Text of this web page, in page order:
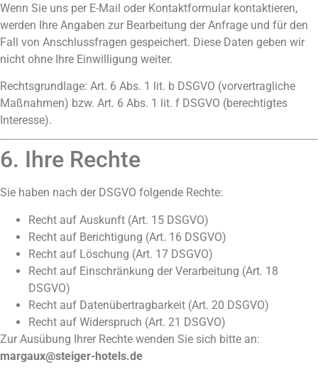
Wenn Sie uns per E-Mail oder Kontaktformular kontaktieren,
werden Ihre Angaben zur Bearbeitung der Anfrage und für den
Fall von Anschlussfragen gespeichert. Diese Daten geben wir
nicht ohne Ihre Einwilligung weiter.
Rechtsgrundlage: Art. 6 Abs. 1 lit. b DSGVO (vorvertragliche
Maßnahmen) bzw. Art. 6 Abs. 1 lit. f DSGVO (berechtigtes
Interesse).
6. Ihre Rechte
Sie haben nach der DSGVO folgende Rechte:
Recht auf Auskunft (Art. 15 DSGVO)
Recht auf Berichtigung (Art. 16 DSGVO)
Recht auf Löschung (Art. 17 DSGVO)
Recht auf Einschränkung der Verarbeitung (Art. 18
DSGVO)
Recht auf Datenübertragbarkeit (Art. 20 DSGVO)
Recht auf Widerspruch (Art. 21 DSGVO)
Zur Ausübung Ihrer Rechte wenden Sie sich bitte an:
margaux@steiger-hotels.de